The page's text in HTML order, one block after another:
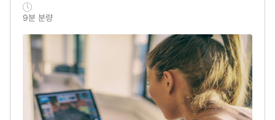
9분 분량